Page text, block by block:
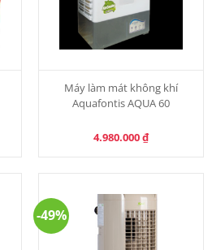
Máy làm mát không khí
Aquafontis AQUA 60
4.980.000₫
-49%